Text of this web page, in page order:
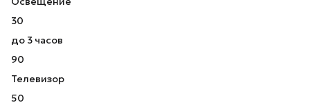
30
до 3 часов
90
Телевизор
50